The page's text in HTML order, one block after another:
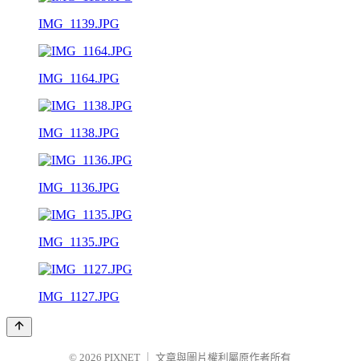
IMG_1139.JPG
IMG_1164.JPG
IMG_1138.JPG
IMG_1136.JPG
IMG_1135.JPG
IMG_1127.JPG
© 2026 PIXNET 文章與圖片權利屬原作者所有